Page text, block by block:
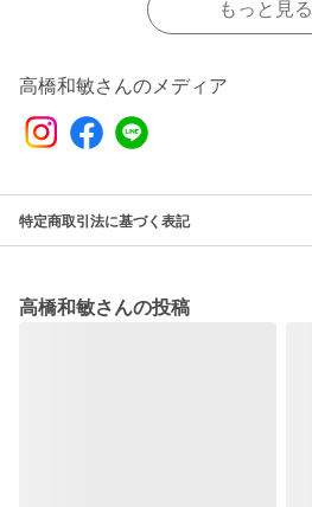
もっと見る
高橋和敏さんのメディア
特定商取引法に基づく表記
高橋和敏さんの投稿